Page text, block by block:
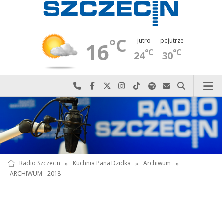
16°C jutro
24°C
pojutrze
30°C
Najlepiej po prostu do nas zadzwoń
Odwiedź nas na Facebook-u
Odwiedź nas na X
Odwiedź nas na Instagram-ie
Odwiedź nas na TikTok-u
Szukaj nas na Spotify
Wyślij do nas
Szukaj
Radio Szczecin » Kuchnia Pana Dzidka » Archiwum
»
ARCHIWUM - 2018